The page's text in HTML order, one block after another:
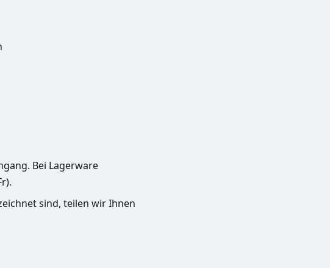
Bei Lagerware
sind, teilen wir Ihnen